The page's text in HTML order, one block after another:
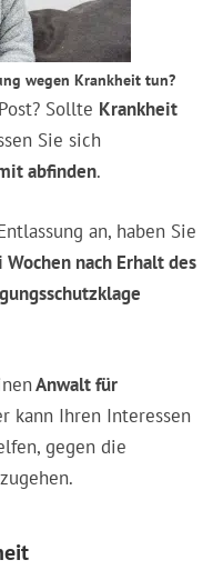
wegen Krankheit tun?
Sollte Krankheit
Sie sich
abfinden.
an, haben Sie
nach Erhalt des
Anwalt für
kann Ihren Interessen
gegen die